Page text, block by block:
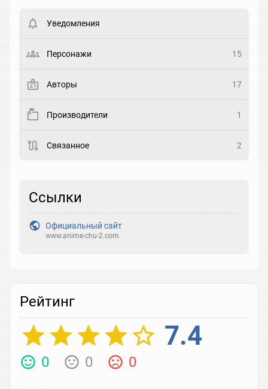
Статус
Рейтинг
Реакция
Уведомления
Персонажи 15
Авторы 17
Производители 1
Связанное 2
Ссылки
Официальный сайт
www.anime-chu-2.com
Рейтинг
7.4
0 0 0